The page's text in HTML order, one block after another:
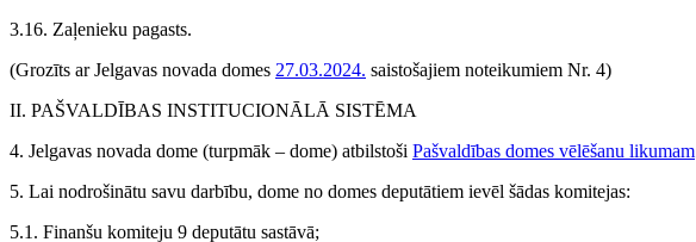
3.16. Zaļenieku pagasts.
(Grozīts ar Jelgavas novada domes 27.03.2024. saistošajiem noteikumiem Nr. 4)
II. PAŠVALDĪBAS INSTITUCIONĀLĀ SISTĒMA
4. Jelgavas novada dome (turpmāk – dome) atbilstoši Pašvaldības domes vēlēšanu likumam
5. Lai nodrošinātu savu darbību, dome no domes deputātiem ievēl šādas komitejas:
5.1. Finanšu komiteju 9 deputātu sastāvā;